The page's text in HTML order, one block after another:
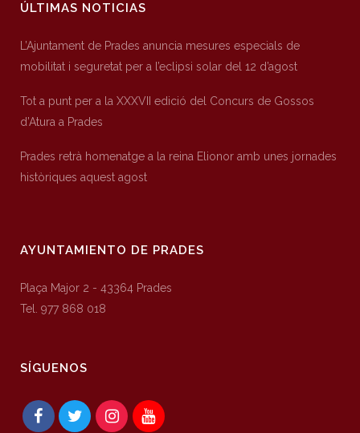
ÚLTIMAS NOTICIAS
L’Ajuntament de Prades anuncia mesures especials de
mobilitat i seguretat per a l’eclipsi solar del 12 d’agost
Tot a punt per a la XXXVII edició del Concurs de Gossos
d’Atura a Prades
Prades retrà homenatge a la reina Elionor amb unes jornades
històriques aquest agost
AYUNTAMIENTO DE PRADES
Plaça Major 2 - 43364 Prades
Tel. 977 868 018
SÍGUENOS